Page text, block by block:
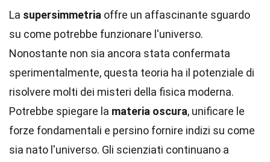
La supersimmetria offre un affascinante sguardo
su come potrebbe funzionare l'universo.
Nonostante non sia ancora stata confermata
sperimentalmente, questa teoria ha il potenziale di
risolvere molti dei misteri della fisica moderna.
Potrebbe spiegare la materia oscura, unificare le
forze fondamentali e persino fornire indizi su come
sia nato l'universo. Gli scienziati continuano a